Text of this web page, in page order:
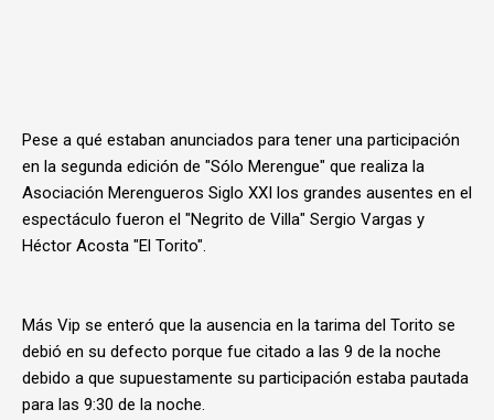
Pese a qué estaban anunciados para tener una participación
en la segunda edición de "Sólo Merengue" que realiza la
Asociación Merengueros Siglo XXI los grandes ausentes en el
espectáculo fueron el "Negrito de Villa" Sergio Vargas y
Héctor Acosta "El Torito".
Más Vip se enteró que la ausencia en la tarima del Torito se
debió en su defecto porque fue citado a las 9 de la noche
debido a que supuestamente su participación estaba pautada
para las 9:30 de la noche.